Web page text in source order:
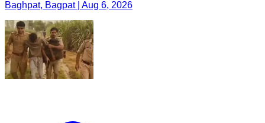
Baghpat, Bagpat | Aug 6, 2026